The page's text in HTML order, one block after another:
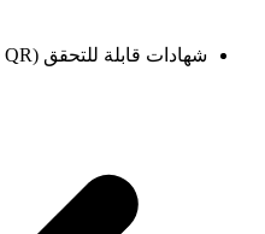
شهادات قابلة للتحقق (PDF + QR)